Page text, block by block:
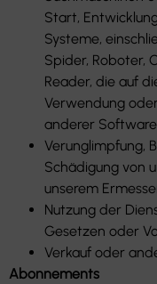
Start,
Systeme,
Spider, Roboter,
Reader, die auf
Verwendung
anderer
Verunglimpfung,
Schädigung von
unserem
Nutzung der
Gesetzen oder
Verkauf oder
Abonnements